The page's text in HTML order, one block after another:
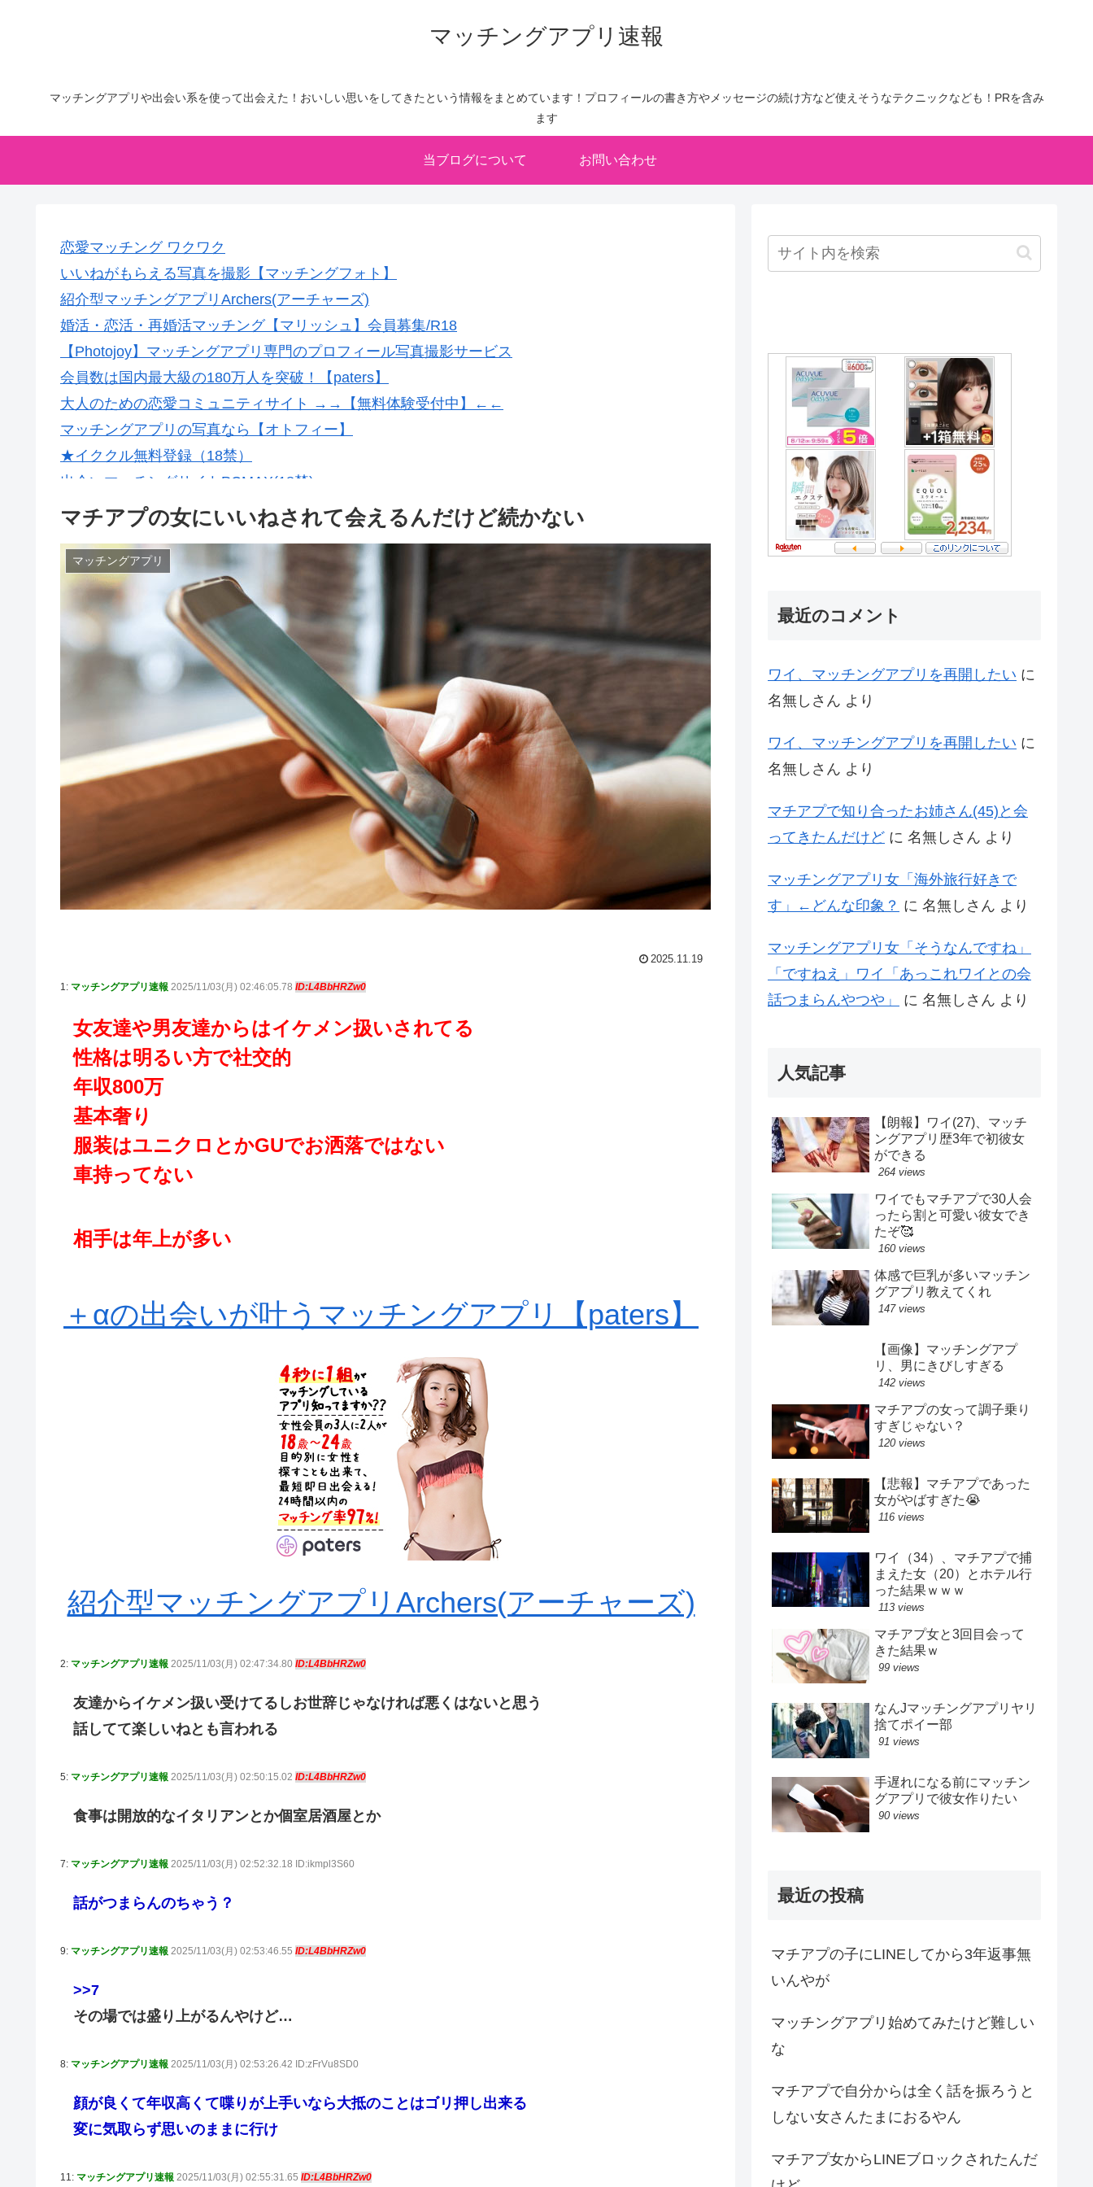
マッチングアプリ速報
マッチングアプリや出会い系を使って出会えた！おいしい思いをしてきたという情報をまとめています！プロフィールの書き方やメッセージの続け方など使えそうなテクニックなども！PRを含み
ます
当ブログについて お問い合わせ
恋愛マッチング ワクワク
いいねがもらえる写真を撮影【マッチングフォト】
紹介型マッチングアプリArchers(アーチャーズ)
婚活・恋活・再婚活マッチング【マリッシュ】会員募集/R18
【Photojoy】マッチングアプリ専門のプロフィール写真撮影サービス
会員数は国内最大級の180万人を突破！【paters】
大人のための恋愛コミュニティサイト →→【無料体験受付中】←←
マッチングアプリの写真なら【オトフィー】
★イククル無料登録（18禁）
出会いマッチングサイトPCMAX(18禁)
マチアプの女にいいねされて会えるんだけど続かない
マッチングアプリ
2025.11.19
1: マッチングアプリ速報 2025/11/03(月) 02:46:05.78 ID:L4BbHRZw0
女友達や男友達からはイケメン扱いされてる
性格は明るい方で社交的
年収800万
基本奢り
服装はユニクロとかGUでお洒落ではない
車持ってない
相手は年上が多い
＋αの出会いが叶うマッチングアプリ【paters】
紹介型マッチングアプリArchers(アーチャーズ)
2: マッチングアプリ速報 2025/11/03(月) 02:47:34.80 ID:L4BbHRZw0
友達からイケメン扱い受けてるしお世辞じゃなければ悪くはないと思う
話してて楽しいねとも言われる
5: マッチングアプリ速報 2025/11/03(月) 02:50:15.02 ID:L4BbHRZw0
食事は開放的なイタリアンとか個室居酒屋とか
7: マッチングアプリ速報 2025/11/03(月) 02:52:32.18 ID:ikmpl3S60
話がつまらんのちゃう？
9: マッチングアプリ速報 2025/11/03(月) 02:53:46.55 ID:L4BbHRZw0
>>7
その場では盛り上がるんやけど…
8: マッチングアプリ速報 2025/11/03(月) 02:53:26.42 ID:zFrVu8SD0
顔が良くて年収高くて喋りが上手いなら大抵のことはゴリ押し出来る
変に気取らず思いのままに行け
11: マッチングアプリ速報 2025/11/03(月) 02:55:31.65 ID:L4BbHRZw0
最近のコメント
ワイ、マッチングアプリを再開したい に
名無しさん より
ワイ、マッチングアプリを再開したい に
名無しさん より
マチアプで知り合ったお姉さん(45)と会
ってきたんだけど に 名無しさん より
マッチングアプリ女「海外旅行好きで
す」←どんな印象？ に 名無しさん より
マッチングアプリ女「そうなんですね」
「ですねえ」ワイ「あっこれワイとの会
話つまらんやつや」
に 名無しさん より
人気記事
【朗報】ワイ(27)、マッチ
ングアプリ歴3年で初彼女
ができる
264 views
ワイでもマチアプで30人会
ったら割と可愛い彼女でき
たぞ🥰
160 views
体感で巨乳が多いマッチン
グアプリ教えてくれ
147 views
【画像】マッチングアプ
リ、男にきびしすぎる
142 views
マチアプの女って調子乗り
すぎじゃない？
120 views
【悲報】マチアプであった
女がやばすぎた😭
116 views
ワイ（34）、マチアプで捕
まえた女（20）とホテル行
った結果ｗｗｗ
113 views
マチアプ女と3回目会って
きた結果ｗ
99 views
なんJマッチングアプリヤリ
捨てポイー部
91 views
手遅れになる前にマッチン
グアプリで彼女作りたい
90 views
最近の投稿
マチアプの子にLINEしてから3年返事無
いんやが
マッチングアプリ始めてみたけど難しい
な
マチアプで自分からは全く話を振ろうと
しない女さんたまにおるやん
マチアプ女からLINEブロックされたんだ